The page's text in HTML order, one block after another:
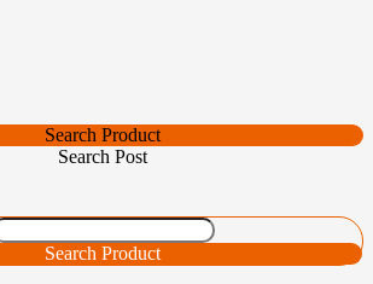
Search Product
Search Post
Search Product